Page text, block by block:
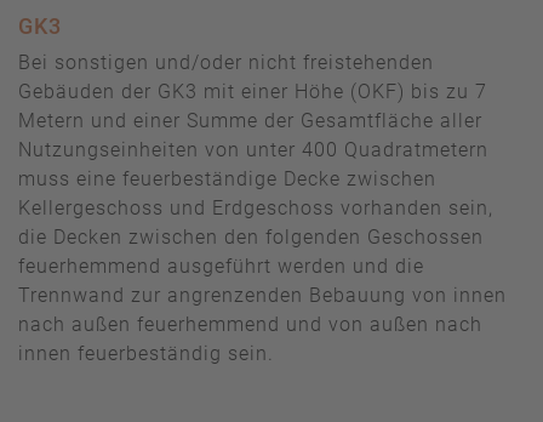
GK3
Bei sonstigen und/oder nicht freistehenden
Gebäuden der GK3 mit einer Höhe (OKF) bis zu 7
Metern und einer Summe der Gesamtfläche aller
Nutzungseinheiten von unter 400 Quadratmetern
muss eine feuerbeständige Decke zwischen
Kellergeschoss und Erdgeschoss vorhanden sein,
die Decken zwischen den folgenden Geschossen
feuerhemmend ausgeführt werden und die
Trennwand zur angrenzenden Bebauung von innen
nach außen feuerhemmend und von außen nach
innen feuerbeständig sein.